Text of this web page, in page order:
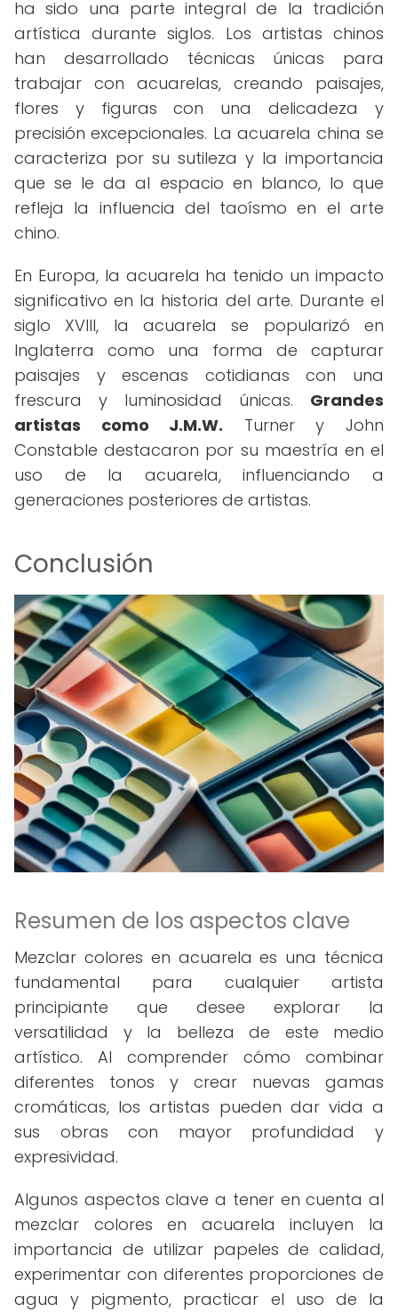
ha sido una parte integral de la tradición
artística durante siglos. Los artistas chinos
han desarrollado técnicas únicas para
trabajar con acuarelas, creando paisajes,
flores y figuras con una delicadeza y
precisión excepcionales. La acuarela china se
caracteriza por su sutileza y la importancia
que se le da al espacio en blanco, lo que
refleja la influencia del taoísmo en el arte
chino.
En Europa, la acuarela ha tenido un impacto
significativo en la historia del arte. Durante el
siglo XVIII, la acuarela se popularizó en
Inglaterra como una forma de capturar
paisajes y escenas cotidianas con una
frescura y luminosidad únicas. Grandes
artistas como J.M.W. Turner y John
Constable destacaron por su maestría en el
uso de la acuarela, influenciando a
generaciones posteriores de artistas.
Conclusión
Resumen de los aspectos clave
Mezclar colores en acuarela es una técnica
fundamental para cualquier artista
principiante que desee explorar la
versatilidad y la belleza de este medio
artístico. Al comprender cómo combinar
diferentes tonos y crear nuevas gamas
cromáticas, los artistas pueden dar vida a
sus obras con mayor profundidad y
expresividad.
Algunos aspectos clave a tener en cuenta al
mezclar colores en acuarela incluyen la
importancia de utilizar papeles de calidad,
experimentar con diferentes proporciones de
agua y pigmento, practicar el uso de la